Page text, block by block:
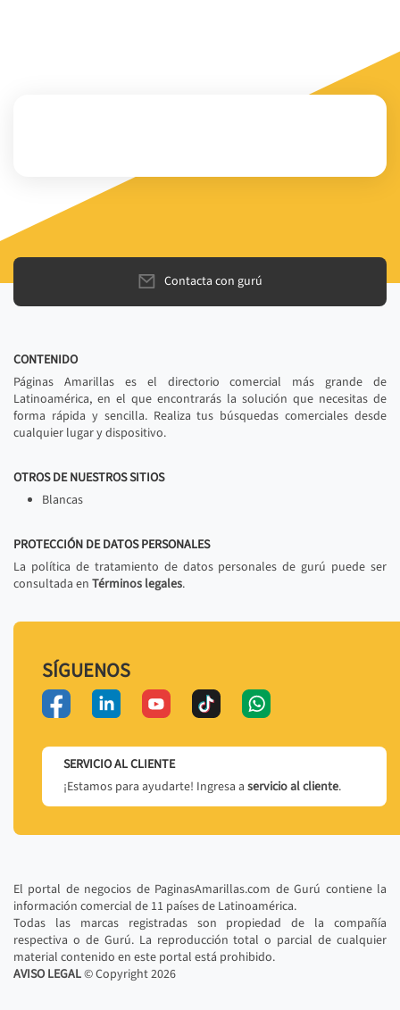
Contacta con gurú
CONTENIDO
Páginas Amarillas es el directorio comercial más grande de
Latinoamérica, en el que encontrarás la solución que necesitas de
forma rápida y sencilla. Realiza tus búsquedas comerciales desde
cualquier lugar y dispositivo.
OTROS DE NUESTROS SITIOS
Blancas
PROTECCIÓN DE DATOS PERSONALES
La política de tratamiento de datos personales de gurú puede ser
consultada en Términos legales.
SÍGUENOS
SERVICIO AL CLIENTE
¡Estamos para ayudarte! Ingresa a servicio al cliente.
El portal de negocios de PaginasAmarillas.com de Gurú contiene la
información comercial de 11 países de Latinoamérica.
Todas las marcas registradas son propiedad de la compañía
respectiva o de Gurú. La reproducción total o parcial de cualquier
material contenido en este portal está prohibido.
AVISO LEGAL© Copyright2026